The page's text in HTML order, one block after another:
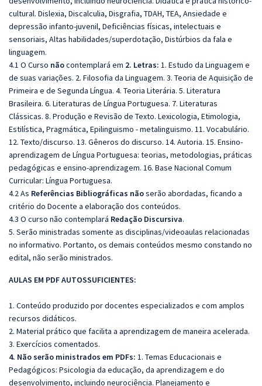
cultural. Dislexia, Discalculia, Disgrafia, TDAH, TEA, Ansiedade e
depressão infanto-juvenil, Deficiências físicas, intelectuais e
sensoriais, Altas habilidades/superdotação, Distúrbios da fala e
linguagem.
4.1 O Curso nãocontemplará em 2. Letras: 1. Estudo da Linguagem e
de suas variações. 2. Filosofia da Linguagem. 3. Teoria de Aquisição de
Primeira e de Segunda Língua. 4. Teoria Literária. 5. Literatura
Brasileira. 6. Literaturas de Língua Portuguesa. 7. Literaturas
Clássicas. 8. Produção e Revisão de Texto. Lexicologia, Etimologia,
Estilística, Pragmática, Epilinguismo - metalinguismo. 11. Vocabulário.
12. Texto/discurso. 13. Gêneros do discurso. 14. Autoria. 15. Ensino-
aprendizagem de Língua Portuguesa: teorias, metodologias, práticas
pedagógicas e ensino-aprendizagem. 16. Base Nacional Comum
Curricular: Língua Portuguesa.
4.2 As Referências Bibliográficas nãoserão abordadas, ficando a
critério do Docente a elaboração dos conteúdos.
4.3 O curso não contemplará Redação Discursiva.
5. Serão ministradas somente as disciplinas/videoaulas relacionadas
no informativo. Portanto, os demais conteúdos mesmo constando no
edital, não serão ministrados.
AULAS EM PDF AUTOSSUFICIENTES:
1. Conteúdo produzido por docentes especializados e com amplos
recursos didáticos.
2. Material prático que facilita a aprendizagem de maneira acelerada.
3. Exercícios comentados.
4. Não serão ministrados em PDFs: 1. Temas Educacionais e
Pedagógicos: Psicologia da educação, da aprendizagem e do
desenvolvimento, incluindo neurociência. Planejamento e